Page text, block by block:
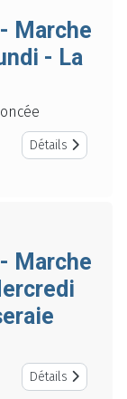
Marche
- La
Détails
Marche
Détails